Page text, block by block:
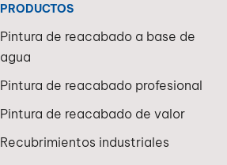
PRODUCTOS
Pintura de reacabado a base de
agua
Pintura de reacabado profesional
Pintura de reacabado de valor
Recubrimientos industriales